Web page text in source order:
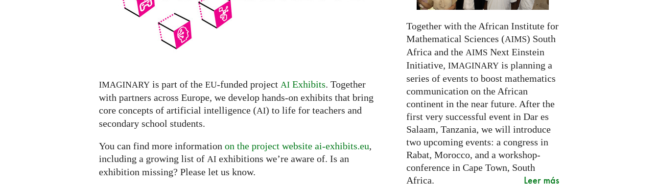
Exhibitions
worldwide
IMAGINARY is part of the EU-funded project AI Exhibits. Together
with partners across Europe, we develop hands-on exhibits that bring
core concepts of artificial intelligence (AI) to life for teachers and
secondary school students.
You can find more information on the project website ai-exhibits.eu,
including a growing list of AI exhibitions we’re aware of. Is an
exhibition missing? Please let us know.
Together with the African Institute for
Mathematical Sciences (AIMS) South
Africa and the AIMS Next Einstein
Initiative, IMAGINARYis planning a
series of events to boost mathematics
communication on the African
continent in the near future. After the
first very successful event in Dar es
Salaam, Tanzania, we will introduce
two upcoming events: a congress in
Rabat, Morocco, and a workshop-
conference in Cape Town, South
Africa.
Leer más